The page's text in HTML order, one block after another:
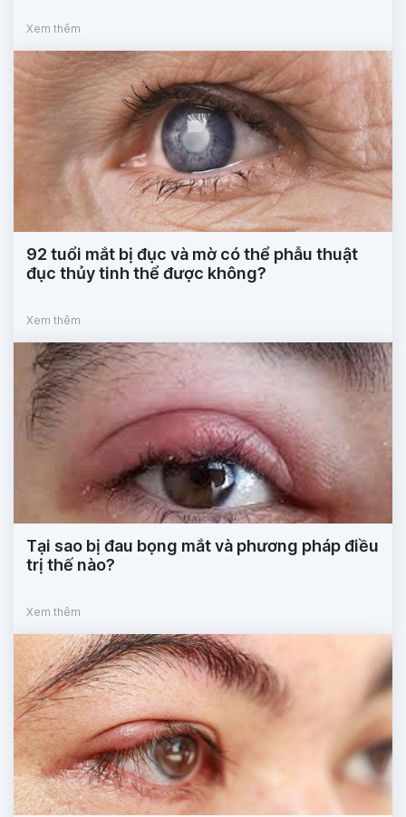
Xem thêm
92 tuổi mắt bị đục và mờ có thể phẫu thuật
đục thủy tinh thể được không?
Xem thêm
Tại sao bị đau bọng mắt và phương pháp điều
trị thế nào?
Xem thêm